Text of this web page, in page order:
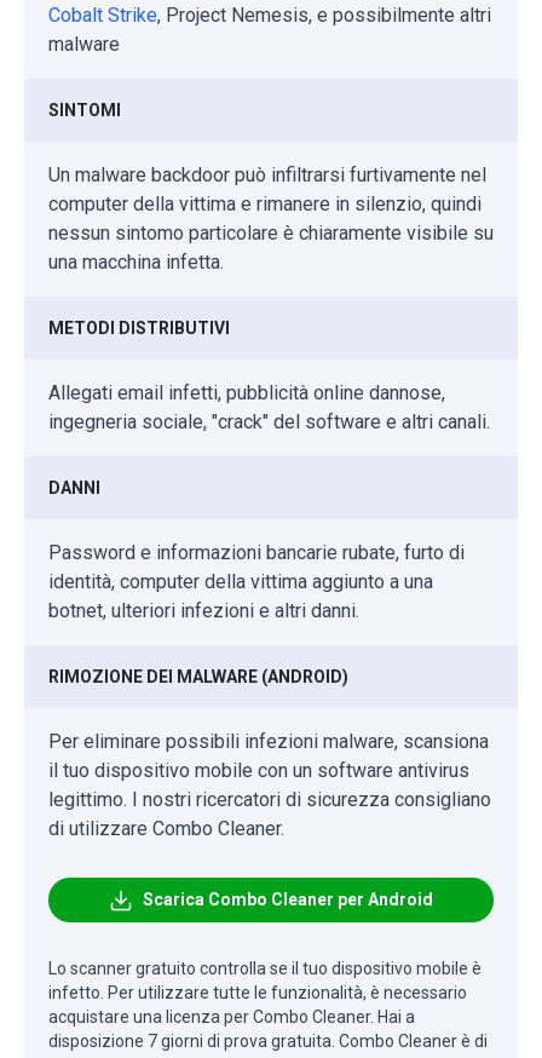
Cobalt Strike, Project Nemesis, e possibilmente altri
malware
SINTOMI
Un malware backdoor può infiltrarsi furtivamente nel
computer della vittima e rimanere in silenzio, quindi
nessun sintomo particolare è chiaramente visibile su
una macchina infetta.
METODI DISTRIBUTIVI
Allegati email infetti, pubblicità online dannose,
ingegneria sociale, "crack" del software e altri canali.
DANNI
Password e informazioni bancarie rubate, furto di
identità, computer della vittima aggiunto a una
botnet, ulteriori infezioni e altri danni.
RIMOZIONE DEI MALWARE (ANDROID)
Per eliminare possibili infezioni malware, scansiona
il tuo dispositivo mobile con un software antivirus
legittimo. I nostri ricercatori di sicurezza consigliano
di utilizzare Combo Cleaner.
Scarica Combo Cleaner per Android
Lo scanner gratuito controlla se il tuo dispositivo mobile è
infetto. Per utilizzare tutte le funzionalità, è necessario
acquistare una licenza per Combo Cleaner. Hai a
disposizione 7 giorni di prova gratuita. Combo Cleaner è di